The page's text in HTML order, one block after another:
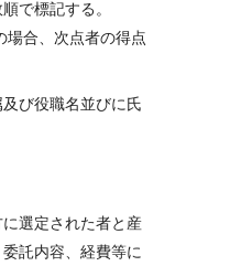
で標記する。
合、次点者の得点
及び役職名並びに氏
に選定された者と産
託内容、経費等に